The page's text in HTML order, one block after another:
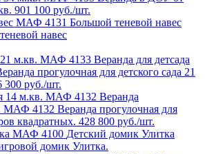
901 100 руб./шт.
МАФ 4131 Большой теневой навес
навес
21 м.кв. МАФ 4133 Веранда для детсада
прогулочная для детского сада 21
300 руб./шт.
14 м.кв. МАФ 4132 Веранда
МАФ 4132 Веранда прогулочная для
квадратных. 428 800 руб./шт.
МАФ 4100 Детский домик Улитка
домик Улитка.